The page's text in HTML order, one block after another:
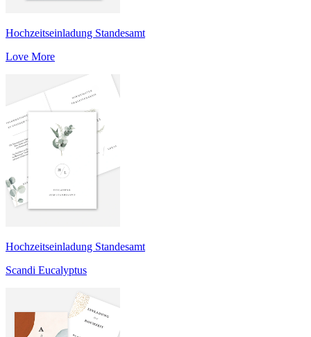
Hochzeitseinladung Standesamt
Love More
Hochzeitseinladung Standesamt
Scandi Eucalyptus